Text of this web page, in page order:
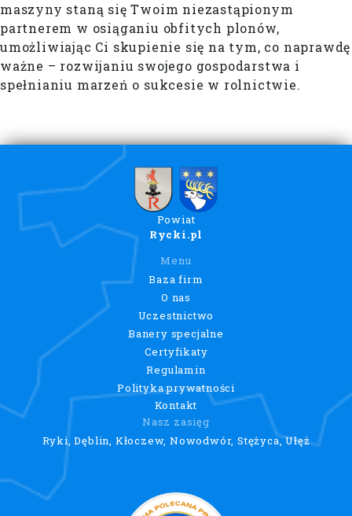
maszyny staną się Twoim niezastąpionym
partnerem w osiąganiu obfitych plonów,
umożliwiając Ci skupienie się na tym, co naprawdę
ważne – rozwijaniu swojego gospodarstwa i
spełnianiu marzeń o sukcesie w rolnictwie.
Powiat
Rycki.pl
Menu
Baza firm
O nas
Uczestnictwo
Banery specjalne
Certyfikaty
Regulamin
Polityka prywatności
Kontakt
Nasz zasięg
Ryki, Dęblin, Kłoczew, Nowodwór, Stężyca, Ułęż